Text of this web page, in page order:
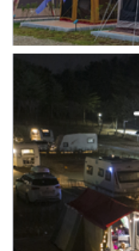
2026년
캠핑장(9
2026년 5
캠핑장(9